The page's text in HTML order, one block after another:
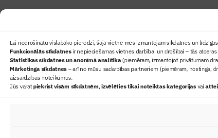
Lai nodrošinātu vislabāko pieredzi, šajā vietnē mēs izmantojam sīkdatnes un
Funkcionālās sīkdatnesir nepieciešamas vietnes darbībai un drošībai – tās
Statistikas sīkdatnes un anonīmā analītika(piemēram, izmantojot privātumam
Mārketinga sīkdatnes – arī no mūsu sadarbības partneriem (piemēram, hostinga,
aizsardzības noteikumus.
Jūs varatpiekrist visām sīkdatnēm,izvēlēties tikai noteiktas kategorijasvai